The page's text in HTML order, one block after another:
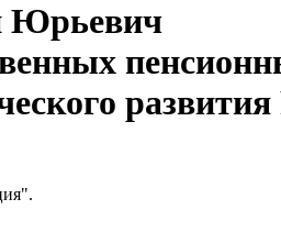
Юрьевич